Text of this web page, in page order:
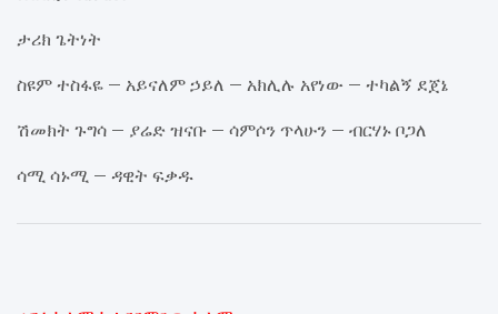
ታሪክ ጌትነት
ስዩም ተስፋዬ – አይናለም ኃይለ – አክሊሉ አየነው – ተካልኝ ደጀኔ
ሽመክት ጉግሳ – ያሬድ ዝናቡ – ሳምሶን ጥላሁን – ብርሃኑ ቦጋለ
ሳሚ ሳኑሚ – ዳዊት ፍቃዱ